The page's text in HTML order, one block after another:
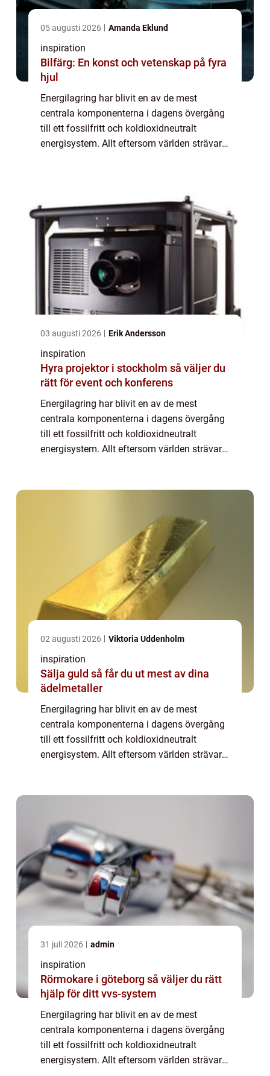
05 augusti 2026 Amanda Eklund
inspiration
Bilfärg: En konst och vetenskap på fyra
hjul
Energilagring har blivit en av de mest
centrala komponenterna i dagens övergång
till ett fossilfritt och koldioxidneutralt
energisystem. Allt eftersom världen strävar
03 augusti 2026 Erik Andersson
inspiration
Hyra projektor i stockholm så väljer du
rätt för event och konferens
Energilagring har blivit en av de mest
centrala komponenterna i dagens övergång
till ett fossilfritt och koldioxidneutralt
energisystem. Allt eftersom världen strävar
02 augusti 2026 Viktoria Uddenholm
inspiration
Sälja guld så får du ut mest av dina
ädelmetaller
Energilagring har blivit en av de mest
centrala komponenterna i dagens övergång
till ett fossilfritt och koldioxidneutralt
energisystem. Allt eftersom världen strävar
31 juli 2026 admin
inspiration
Rörmokare i göteborg så väljer du rätt
hjälp för ditt vvs-system
Energilagring har blivit en av de mest
centrala komponenterna i dagens övergång
till ett fossilfritt och koldioxidneutralt
energisystem. Allt eftersom världen strävar